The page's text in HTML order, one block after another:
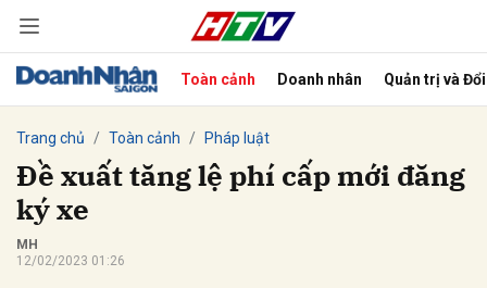
Toàn cảnh Doanh nhân Quản trị và
Trang chủ Toàn cảnh Pháp luật
Đề xuất tăng lệ phí cấp mới đăng
ký xe
MH
12/02/2023 01:26